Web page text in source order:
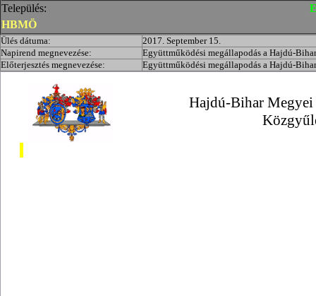
Település:
HBMÖ
Ülés dátuma:
2017. September 15.
Napirend megnevezése:
Együttműködési megállapodás a Hajdú-
Előterjesztés megnevezése:
Együttműködési megállapodás a Hajdú-